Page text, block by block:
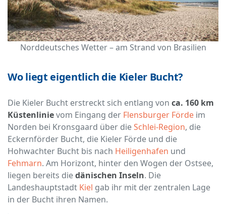
Norddeutsches Wetter – am Strand von Brasilien
Wo liegt eigentlich die Kieler Bucht?
Die Kieler Bucht erstreckt sich entlang von ca. 160 km
Küstenlinievom Eingang der Flensburger Förde im
Norden bei Kronsgaard über dieSchlei-Region, die
Eckernförder Bucht, die Kieler Förde und die
Hohwachter Bucht bis nach Heiligenhafen und
Fehmarn. Am Horizont, hinter den Wogen der Ostsee,
liegen bereits diedänischen Inseln. Die
Landeshauptstadt Kiel gab ihr mit der zentralen Lage
in der Bucht ihren Namen.